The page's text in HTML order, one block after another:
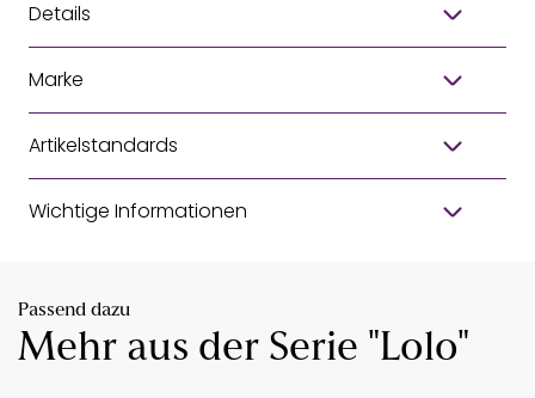
Details
Marke
Artikelstandards
Wichtige Informationen
Passend dazu
Mehr aus der Serie "Lolo"